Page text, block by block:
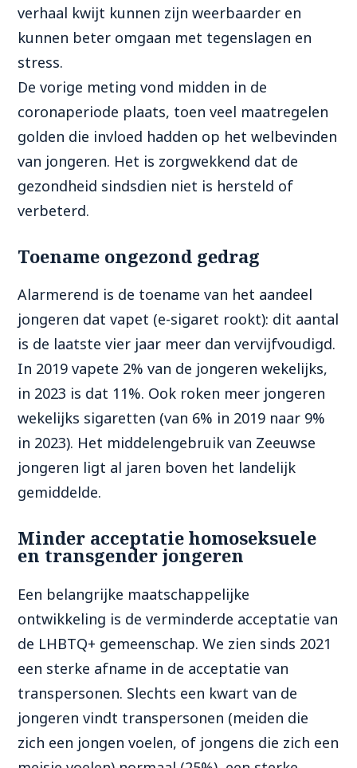
verhaal kwijt kunnen zijn weerbaarder en
kunnen beter omgaan met tegenslagen en
stress.
De vorige meting vond midden in de
coronaperiode plaats, toen veel maatregelen
golden die invloed hadden op het welbevinden
van jongeren. Het is zorgwekkend dat de
gezondheid sindsdien niet is hersteld of
verbeterd.
Toename ongezond gedrag
Alarmerend is de toename van het aandeel
jongeren dat vapet (e-sigaret rookt): dit aantal
is de laatste vier jaar meer dan vervijfvoudigd.
In 2019 vapete 2% van de jongeren wekelijks,
in 2023 is dat 11%. Ook roken meer jongeren
wekelijks sigaretten (van 6% in 2019 naar 9%
in 2023). Het middelengebruik van Zeeuwse
jongeren ligt al jaren boven het landelijk
gemiddelde.
Minder acceptatie homoseksuele
en transgender jongeren
Een belangrijke maatschappelijke
ontwikkeling is de verminderde acceptatie van
de LHBTQ+ gemeenschap. We zien sinds 2021
een sterke afname in de acceptatie van
transpersonen. Slechts een kwart van de
jongeren vindt transpersonen (meiden die
zich een jongen voelen, of jongens die zich een